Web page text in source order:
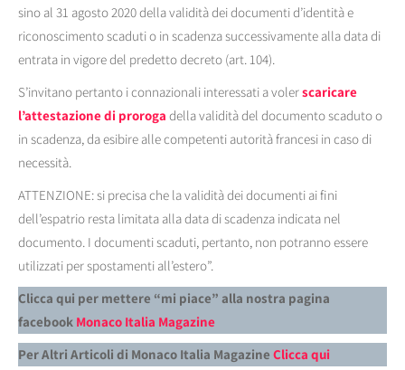
sino al 31 agosto 2020 della validità dei documenti d’identità e
riconoscimento scaduti o in scadenza successivamente alla data di
entrata in vigore del predetto decreto (art. 104).
S’invitano pertanto i connazionali interessati a volerscaricare
l’attestazione di proroga della validità del documento scaduto o
in scadenza, da esibire alle competenti autorità francesi in caso di
necessità.
ATTENZIONE: si precisa che la validità dei documenti ai fini
dell’espatrio resta limitata alla data di scadenza indicata nel
documento. I documenti scaduti, pertanto, non potranno essere
utilizzati per spostamenti all’estero”.
Clicca qui per mettere “mi piace” alla nostra pagina
facebook Monaco Italia Magazine
Per Altri Articoli di Monaco Italia Magazine Clicca qui